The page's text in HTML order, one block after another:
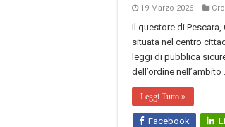
19 Marzo 2026
Il questore di
situata nel centro
leggi di pubblica
dell’ordine nell’ambito …
Leggi Tutto »
Facebook